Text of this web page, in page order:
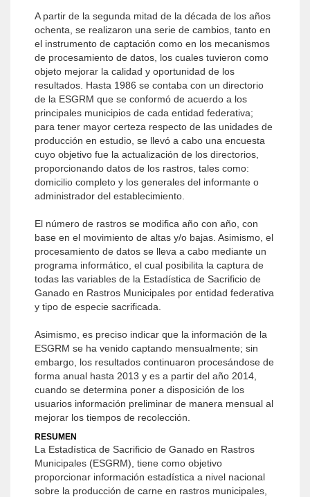
A partir de la segunda mitad de la década de los años
ochenta, se realizaron una serie de cambios, tanto en
el instrumento de captación como en los mecanismos
de procesamiento de datos, los cuales tuvieron como
objeto mejorar la calidad y oportunidad de los
resultados. Hasta 1986 se contaba con un directorio
de la ESGRM que se conformó de acuerdo a los
principales municipios de cada entidad federativa;
para tener mayor certeza respecto de las unidades de
producción en estudio, se llevó a cabo una encuesta
cuyo objetivo fue la actualización de los directorios,
proporcionando datos de los rastros, tales como:
domicilio completo y los generales del informante o
administrador del establecimiento.
El número de rastros se modifica año con año, con
base en el movimiento de altas y/o bajas. Asimismo, el
procesamiento de datos se lleva a cabo mediante un
programa informático, el cual posibilita la captura de
todas las variables de la Estadística de Sacrificio de
Ganado en Rastros Municipales por entidad federativa
y tipo de especie sacrificada.
Asimismo, es preciso indicar que la información de la
ESGRM se ha venido captando mensualmente; sin
embargo, los resultados continuaron procesándose de
forma anual hasta 2013 y es a partir del año 2014,
cuando se determina poner a disposición de los
usuarios información preliminar de manera mensual al
mejorar los tiempos de recolección.
RESUMEN
La Estadística de Sacrificio de Ganado en Rastros
Municipales (ESGRM), tiene como objetivo
proporcionar información estadística a nivel nacional
sobre la producción de carne en rastros municipales,